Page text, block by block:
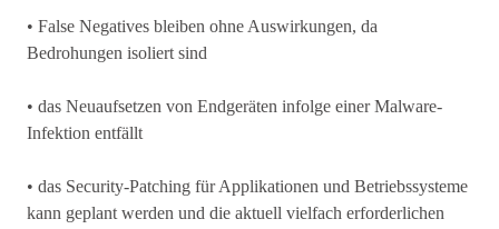
• False Negatives bleiben ohne Auswirkungen, da
Bedrohungen isoliert sind
• das Neuaufsetzen von Endgeräten infolge einer Malware-
Infektion entfällt
• das Security-Patching für Applikationen und Betriebssysteme
kann geplant werden und die aktuell vielfach erforderlichen